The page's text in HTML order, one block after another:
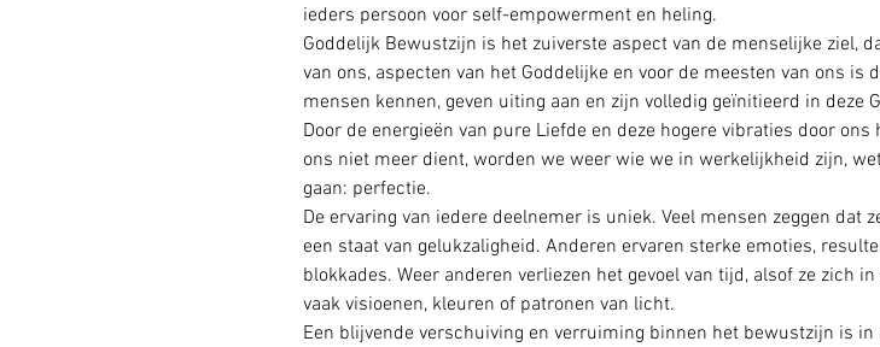
ieders persoon voor self-empowerment en heling.
Goddelijk Bewustzijn is het zuiverste aspect van de menselijke ziel,
van ons, aspecten van het Goddelijke en voor de meesten van ons
mensen kennen, geven uiting aan en zijn volledig geïnitieerd in deze
Door de energieën van pure Liefde en deze hogere vibraties door
ons niet meer dient, worden we weer wie we in werkelijkheid zijn,
gaan: perfectie.
De ervaring van iedere deelnemer is uniek. Veel mensen zeggen dat
een staat van gelukzaligheid. Anderen ervaren sterke emoties,
blokkades. Weer anderen verliezen het gevoel van tijd, alsof ze zich
vaak visioenen, kleuren of patronen van licht.
Een blijvende verschuiving en verruiming binnen het bewustzijn is in